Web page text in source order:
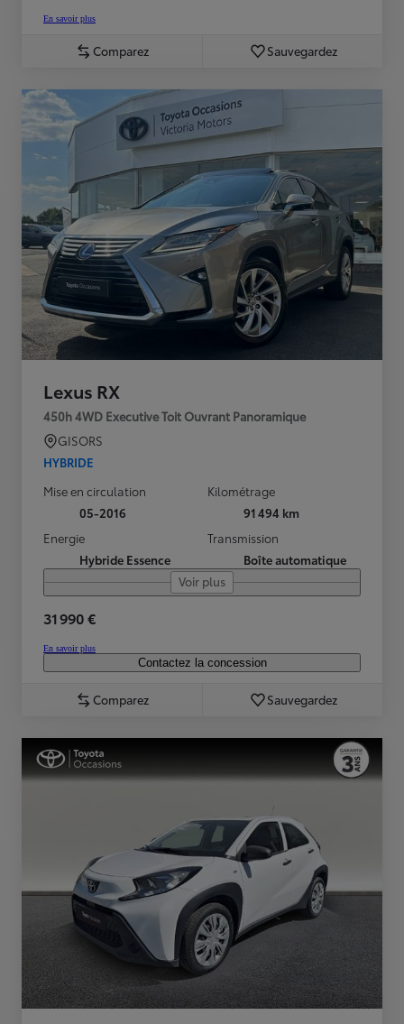
En savoir plus
Comparez Sauvegardez
Lexus RX
450h 4WD Executive Toit Ouvrant Panoramique
GISORS
HYBRIDE
Mise en circulation
05-2016
Kilométrage
91 494 km
Energie
Hybride Essence
Transmission
Boîte automatique
Voir plus
31 990 €
En savoir plus
Contactez la concession
Comparez Sauvegardez